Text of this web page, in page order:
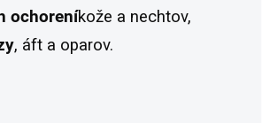
ochoreníkože a nechtov,
, áft a oparov.